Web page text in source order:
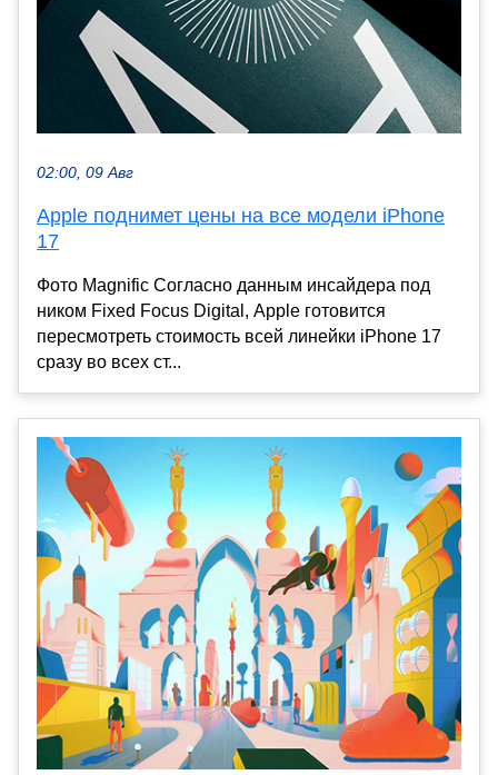
02:00, 09 Авг
Apple поднимет цены на все модели iPhone
17
Фото Magnific Согласно данным инсайдера под
ником Fixed Focus Digital, Apple готовится
пересмотреть стоимость всей линейки iPhone 17
сразу во всех ст...